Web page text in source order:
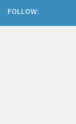
FOLLOW: